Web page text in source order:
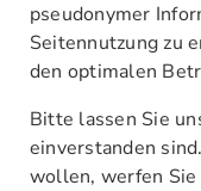
Unsere Standorte
Kontakt
AGB
pseudonymer
Seitennutzung zu
den optimalen
Bitte lassen Sie
einverstanden
wollen, werfen